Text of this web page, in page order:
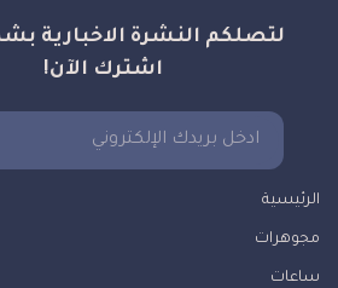
لتصلكم النشرة الاخبارية
اشترك الآن!
الرئيسية
مجوهرات
ساعات